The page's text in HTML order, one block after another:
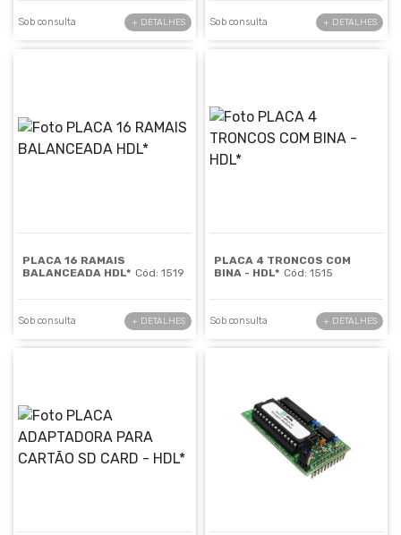
Sob consulta + DETALHES Sob consulta + DETALHES
PLACA 16 RAMAIS
BALANCEADA HDL* Cód: 1519
Sob consulta + DETALHES
PLACA 4 TRONCOS COM
BINA - HDL* Cód: 1515
Sob consulta + DETALHES